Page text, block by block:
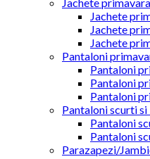
Jachete
Jachete
Jachete
Pantaloni
Pantaloni
Pantaloni
Pantaloni
Pantaloni scurti
Pantaloni
Pantaloni
Parazapezi/